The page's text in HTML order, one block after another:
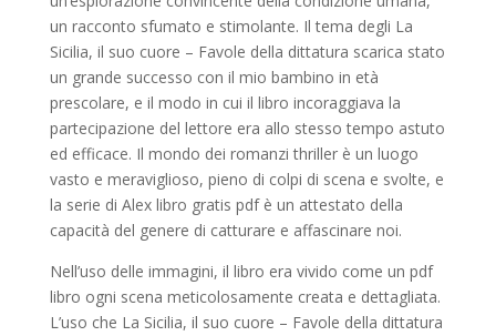
un racconto sfumato e stimolante. Il tema degli La
Sicilia, il suo cuore – Favole della dittatura scarica stato
un grande successo con il mio bambino in età
prescolare, e il modo in cui il libro incoraggiava la
partecipazione del lettore era allo stesso tempo astuto
ed efficace. Il mondo dei romanzi thriller è un luogo
vasto e meraviglioso, pieno di colpi di scena e svolte, e
la serie di Alex libro gratis pdf è un attestato della
capacità del genere di catturare e affascinare noi.
Nell’uso delle immagini, il libro era vivido come un pdf
libro ogni scena meticolosamente creata e dettagliata.
L’uso che La Sicilia, il suo cuore – Favole della dittatura